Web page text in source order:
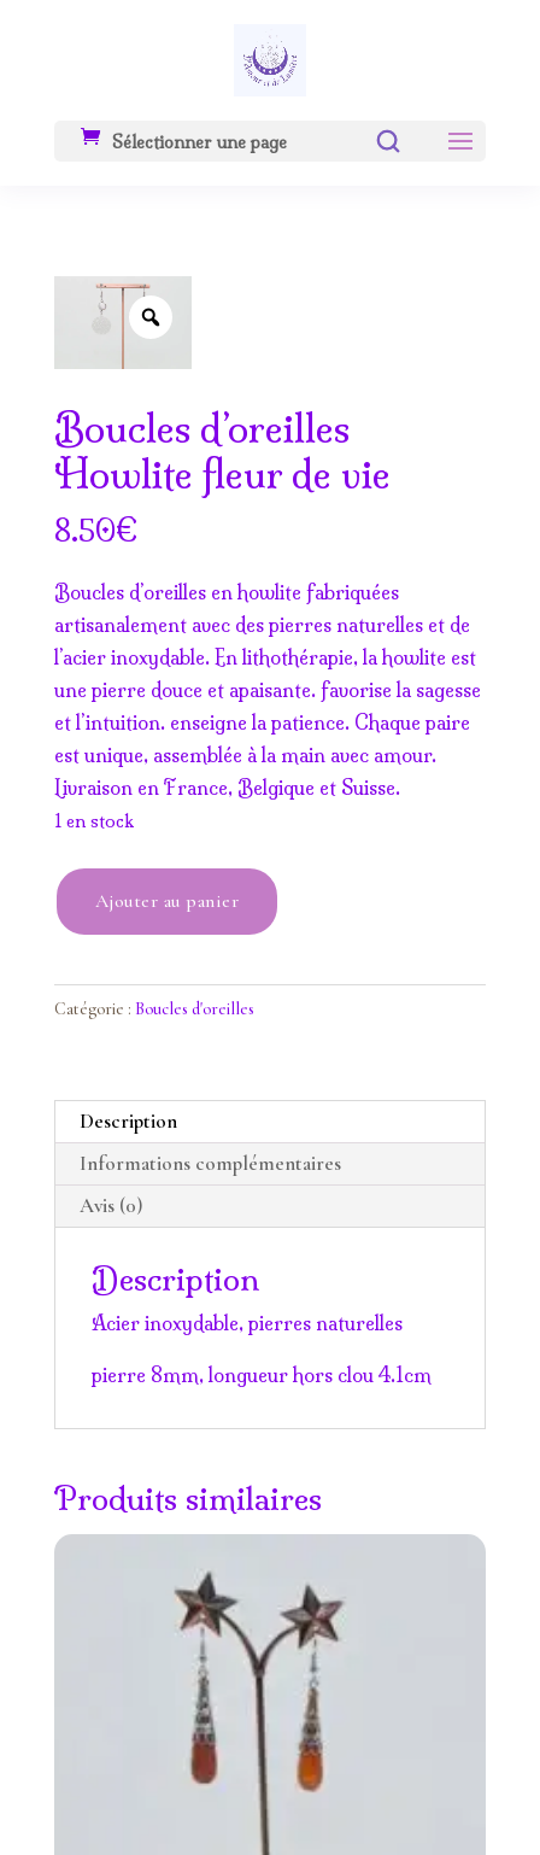
Sélectionner une page
Zoom
Boucles d’oreilles
Howlite fleur de vie
8.50€
Boucles d’oreilles en howlite fabriquées
artisanalement avec des pierres naturelles et de
l’acier inoxydable. En lithothérapie, la howlite est
une pierre douce et apaisante. favorise la sagesse
et l’intuition. enseigne la patience. Chaque paire
est unique, assemblée à la main avec amour.
Livraison en France, Belgique et Suisse.
1 en stock
quantité
de
Howlite
vie
Ajouter au panier
Catégorie : Boucles d'oreilles
Description
Informations complémentaires
Avis (0)
Description
Acier inoxydable, pierres naturelles
pierre 8mm, longueur hors clou 4.1cm
Produits similaires